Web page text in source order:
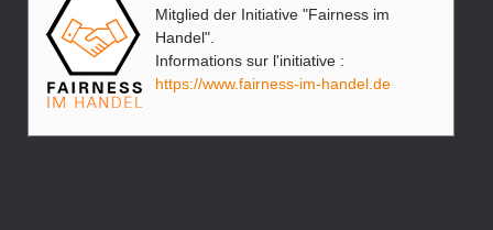
Mitglied der Initiative "Fairness im
Handel".
Informations sur l'initiative :
https://www.fairness-im-handel.de